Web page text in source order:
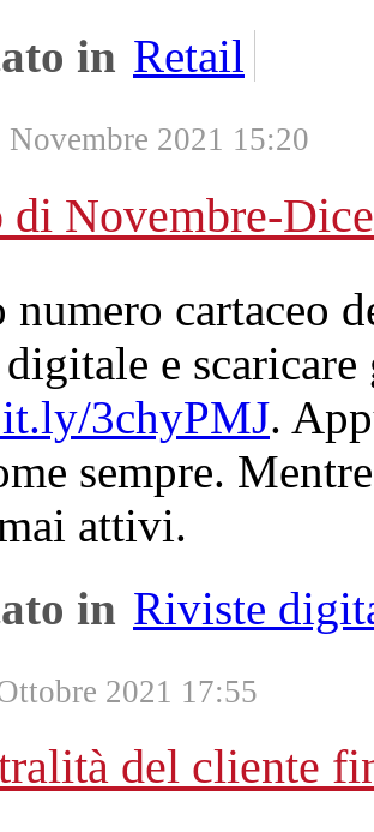
in Retail
2021 15:20
di Novembre-
cartaceo
e
3chyPMJ.
sempre.
attivi.
in Riviste
2021 17:55
del cliente